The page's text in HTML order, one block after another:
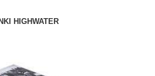
HIGHWATER